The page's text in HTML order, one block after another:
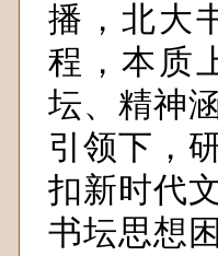
播，北大
程，本质
坛、精神
引领下，
扣新时代
书坛思想